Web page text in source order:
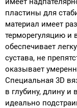
пластины для
материал имеет
терморегуляцию и
обеспечивает
сустава, не
оказывает
Специальная 3D
в глубину, длину и
идеально